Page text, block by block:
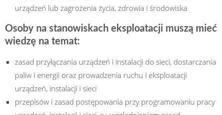
urządzeń lub zagrożenia życia, zdrowia i środowiska
Osoby na stanowiskach eksploatacji muszą mieć
wiedzę na temat:
zasad przyłączania urządzeń i instalacji do sieci, dostarczania
paliw i energii oraz prowadzenia ruchu i eksploatacji
urządzeń, instalacji i sieci
przepisów i zasad postępowania przy programowaniu pracy